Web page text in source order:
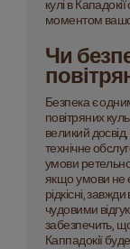
кулі в
моментом
Чи
Безпека є
повітряних
великий
технічне
умови
якщо умови не
рідкісні,
чудовими
забезпечить,
Каппадокії